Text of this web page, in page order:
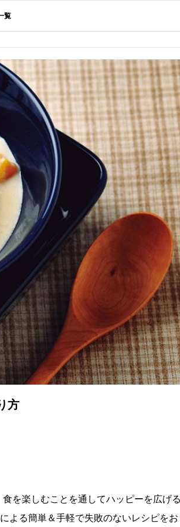
覧
方
を楽しむことを通してハッピーを広げ
よる簡単＆手軽で失敗のないレシピをお